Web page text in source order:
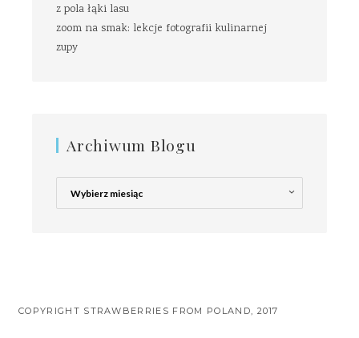
z pola łąki lasu
zoom na smak: lekcje fotografii kulinarnej
zupy
Archiwum Blogu
Archiwum
Blogu
COPYRIGHT STRAWBERRIES FROM POLAND, 2017